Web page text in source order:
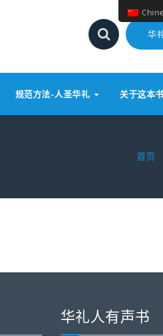
华
规范方法-人圣华礼 关于这本书
首页
华礼人有声书